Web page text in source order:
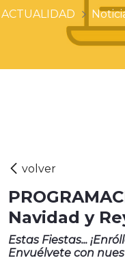
ACTUALIDAD
Navidad y
Estas Fiestas...
Envuélvete con